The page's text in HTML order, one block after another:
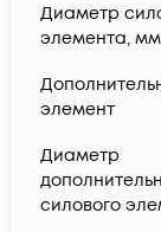
Диаметр
элемента, мм
элемент
Диаметр
силового